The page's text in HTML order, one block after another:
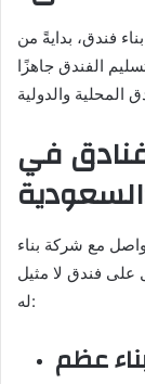
فندق، بدايةً من
الفندق جاهزًا
في
مع شركة بناء
تحصل على فندق لا مثيل
له: